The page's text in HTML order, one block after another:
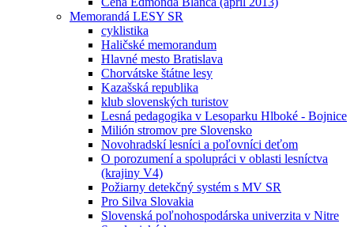
Memorandá LESY SR
cyklistika
Haličské memorandum
Hlavné mesto Bratislava
Chorvátske štátne lesy
Kazašská republika
klub slovenských turistov
Lesná pedagogika v Lesoparku Hlboké - Bojnice
Milión stromov pre Slovensko
Novohradskí lesníci a poľovníci deťom
O porozumení a spolupráci v oblasti lesníctva
(krajiny V4)
Požiarny detekčný systém s MV SR
Pro Silva Slovakia
Slovenská poľnohospodárska univerzita v Nitre